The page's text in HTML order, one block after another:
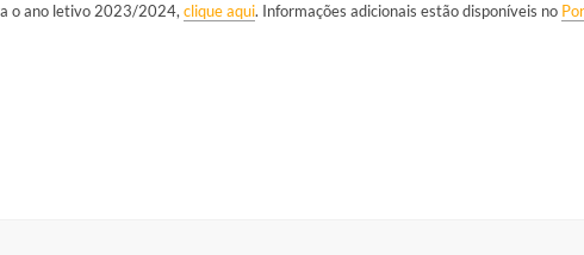
o ano letivo 2023/2024, clique aqui. Informações adicionais estão disponíveis no